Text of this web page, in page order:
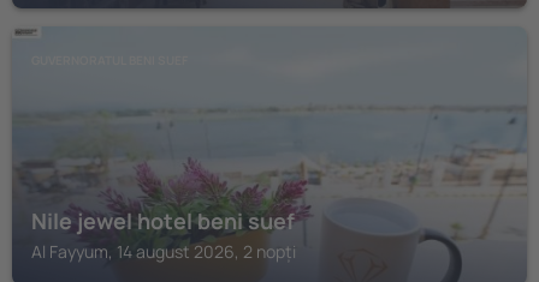
Nile jewel hotel beni suef
Al Fayyum, 14 august 2026, 2 nopți